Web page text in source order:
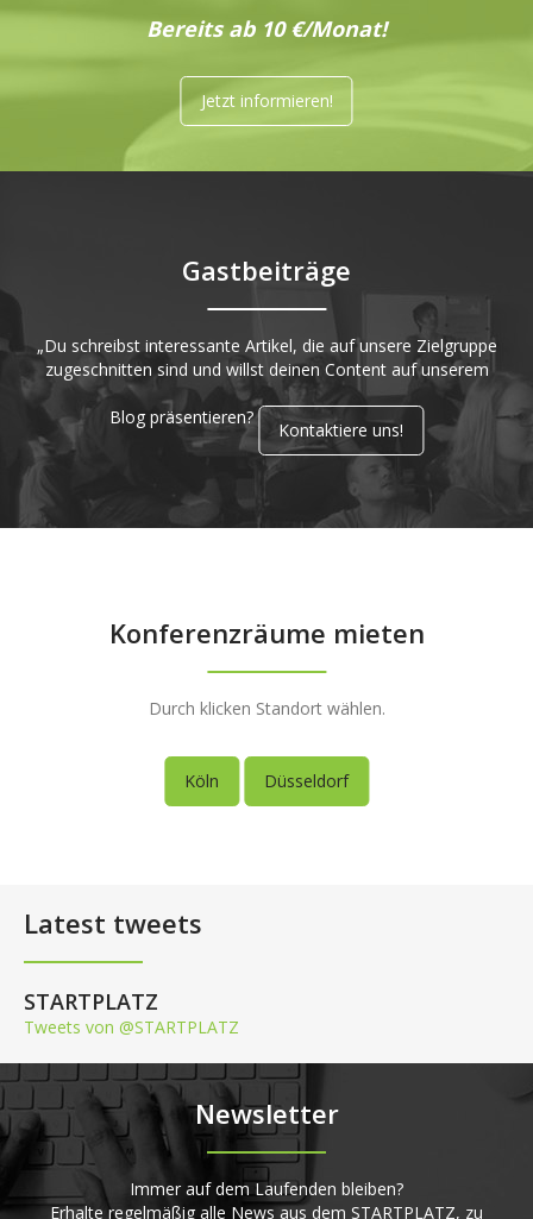
Bereits ab 10 €/Monat!
Jetzt informieren!
Gastbeiträge
„Du schreibst interessante Artikel, die auf unsere Zielgruppe
zugeschnitten sind und willst deinen Content auf unserem
Blog präsentieren?
Kontaktiere uns!
Konferenzräume mieten
Durch klicken Standort wählen.
Köln Düsseldorf
Latest tweets
STARTPLATZ
Tweets von @STARTPLATZ
Newsletter
Immer auf dem Laufenden bleiben?
Erhalte regelmäßig alle News aus dem STARTPLATZ, zu